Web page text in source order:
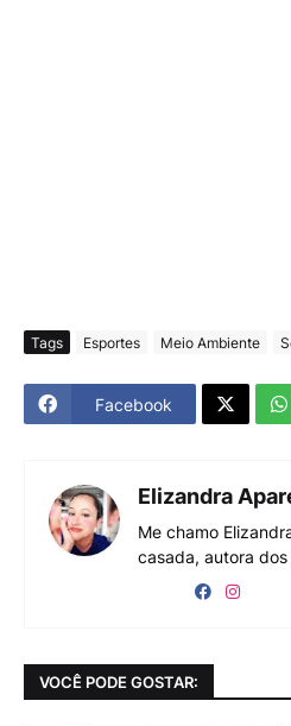
Tags Esportes Meio Ambiente
Facebook
Elizandra
Me chamo
casada, autora dos
VOCÊ PODE GOSTAR: